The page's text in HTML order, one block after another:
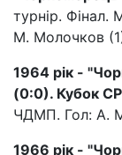
турнір. Фінал.
М. Молочков
1964 рік -
(0:0). Кубок
ЧДМП. Гол: А.
1966 рік -